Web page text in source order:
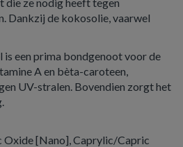
Dankzij de kokosolie, vaarwel
een prima bondgenoot voor de
A en bèta-caroteen,
UV-stralen. Bovendien zorgt het
Oxide [Nano], Caprylic/Capric